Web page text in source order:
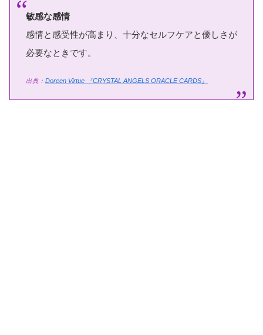
敏感な感情
感情と感受性が高まり、十分なセルフケアと優しさが
必要なときです。
出典： Doreen Virtue 『CRYSTAL ANGELS ORACLE CARDS』